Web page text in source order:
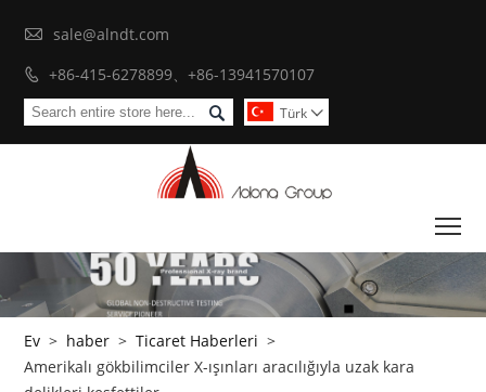
 sale@alndt.com
 +86-415-6278899、+86-13941570107
 Türk 
Ev > haber > Ticaret Haberleri >
Amerikalı gökbilimciler X-ışınları aracılığıyla uzak kara